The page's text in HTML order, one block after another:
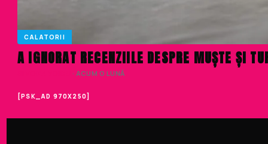
CALATORII
A IGNORAT RECENZIILE DESPRE MUȘTE ȘI
· ACUM O LUNĂ
[PSK_AD 970X250]